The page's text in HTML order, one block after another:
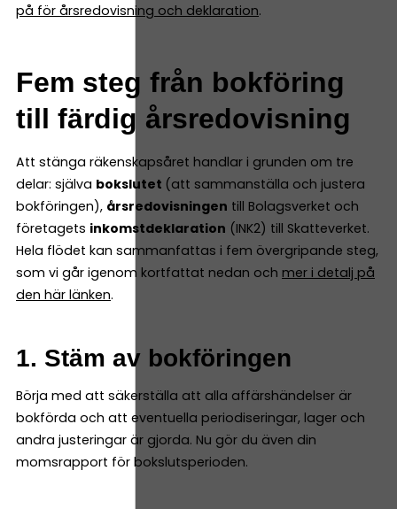
på för årsredovisning och deklaration.
Fem steg från bokföring
till färdig årsredovisning
Att stänga räkenskapsåret handlar i grunden om tre
delar: själva bokslutet (att sammanställa och justera
bokföringen), årsredovisningen till Bolagsverket och
företagets inkomstdeklaration (INK2) till Skatteverket.
Hela flödet kan sammanfattas i fem övergripande steg,
som vi går igenom kortfattat nedan och mer i detalj på
den här länken.
1. Stäm av bokföringen
Börja med att säkerställa att alla affärshändelser är
bokförda och att eventuella periodiseringar, lager och
andra justeringar är gjorda. Nu gör du även din
momsrapport för bokslutsperioden.